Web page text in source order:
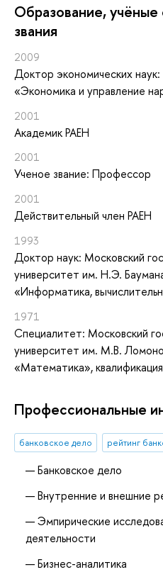
Oбразование,
звания
2009
Доктор экономических
«Экономика и управление
2001
Академик РАЕН
2001
Ученое звание: Профессор
2001
Действительный член РАЕН
1993
Доктор наук: Московский
университет им. H.Э.
«Информатика,
1971
Специалитет: Московский
университет им. М.В.
«Математика»,
Профессиональные
банковское дело рейтинг
Банковское дело
Внутренние и внешние
Эмпирические
деятельности
Бизнес-аналитика